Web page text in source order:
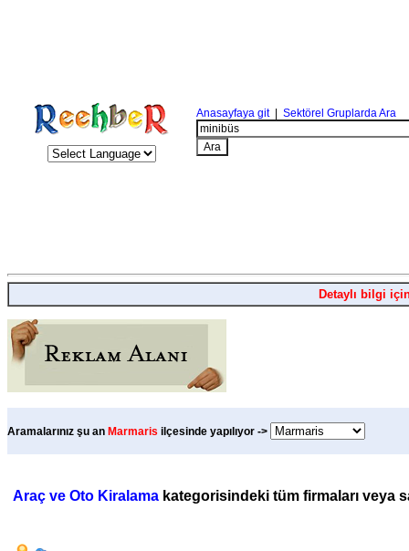
Anasayfaya git| Sektörel Gruplarda Ara
Detaylı bilgi
Aramalarınız şu an Marmaris ilçesinde yapılıyor ->
Araç ve Oto Kiralama kategorisindeki tüm firmaları veya